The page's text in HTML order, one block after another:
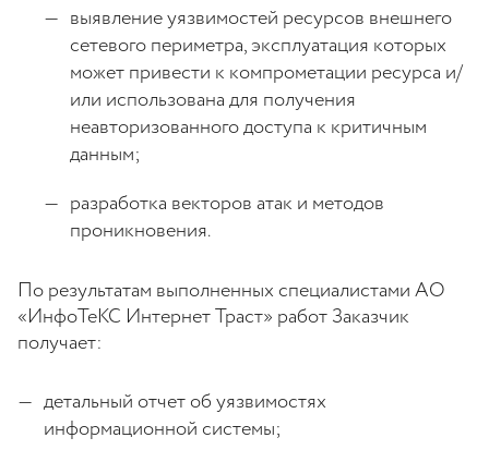
выявление уязвимостей ресурсов внешнего
сетевого периметра, эксплуатация которых
может привести к компрометации ресурса и/
или использована для получения
неавторизованного доступа к критичным
данным;
разработка векторов атак и методов
проникновения.
По результатам выполненных специалистами АО
«ИнфоТеКС Интернет Траст» работ Заказчик
получает:
детальный отчет об уязвимостях
информационной системы;